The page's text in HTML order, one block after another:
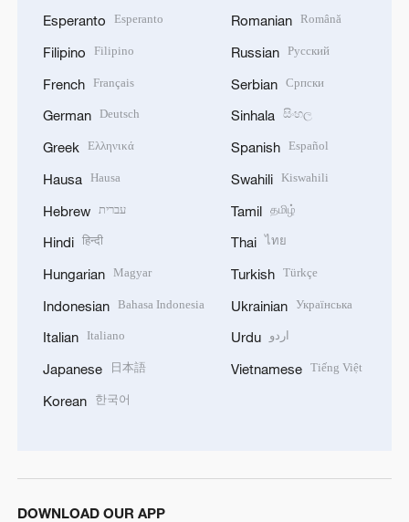
Esperanto Esperanto
Filipino Filipino
French Français
German Deutsch
Greek Ελληνικά
Hausa Hausa
Hebrew עברית
Hindi हिन्दी
Hungarian Magyar
Indonesian Bahasa Indonesia
Italian Italiano
Japanese 日本語
Korean 한국어
Romanian Română
Russian Русский
Serbian Српски
Sinhala සිංහල
Spanish Español
Swahili Kiswahili
Tamil தமிழ்
Thai ไทย
Turkish Türkçe
Ukrainian Українська
Urdu اردو
Vietnamese Tiếng Việt
DOWNLOAD OUR APP